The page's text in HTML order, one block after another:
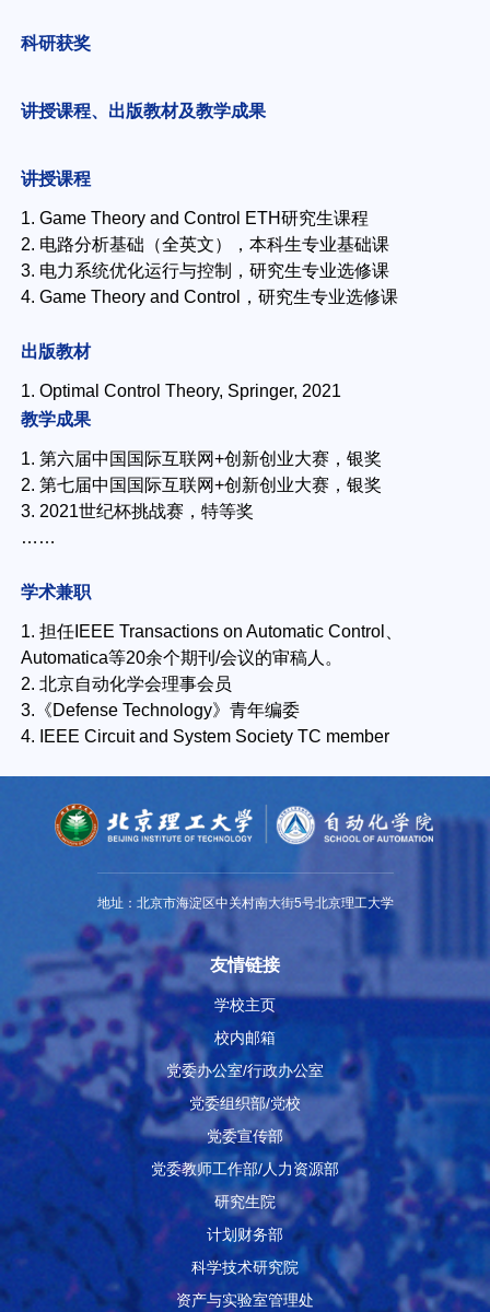
科研获奖
讲授课程、出版教材及教学成果
讲授课程
1. Game Theory and Control ETH研究生课程
2. 电路分析基础（全英文），本科生专业基础课
3. 电力系统优化运行与控制，研究生专业选修课
4. Game Theory and Control，研究生专业选修课
出版教材
1. Optimal Control Theory, Springer, 2021
教学成果
1. 第六届中国国际互联网+创新创业大赛，银奖
2. 第七届中国国际互联网+创新创业大赛，银奖
3. 2021世纪杯挑战赛，特等奖
……
学术兼职
1. 担任IEEE Transactions on Automatic Control、
Automatica等20余个期刊/会议的审稿人。
2. 北京自动化学会理事会员
3.《Defense Technology》青年编委
4. IEEE Circuit and System Society TC member
地址：北京市海淀区中关村南大街5号北京理工大学
友情链接
学校主页
校内邮箱
党委办公室/行政办公室
党委组织部/党校
党委宣传部
党委教师工作部/人力资源部
研究生院
计划财务部
科学技术研究院
资产与实验室管理处